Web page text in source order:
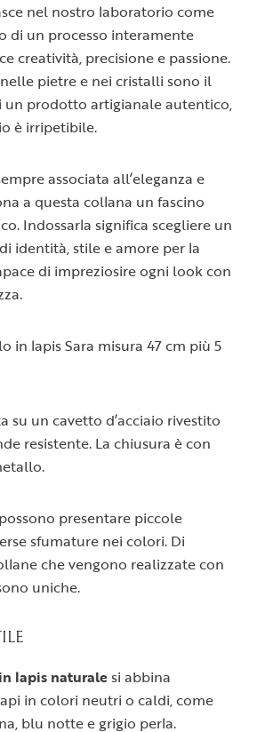
nel nostro laboratorio come
di un processo interamente
creatività, precisione e passione.
pietre e nei cristalli sono il
un prodotto artigianale autentico,
è irripetibile.
associata all’eleganza e
a questa collana un fascino
Indossarla significa scegliere un
identità, stile e amore per la
di impreziosire ogni look con
in lapis Sara misura 47 cm più 5
su un cavetto d’acciaio rivestito
resistente. La chiusura è con
presentare piccole
sfumature nei colori. Di
che vengono realizzate con
uniche.
lapis naturalesi abbina
in colori neutri o caldi, come
blu notte e grigio perla.